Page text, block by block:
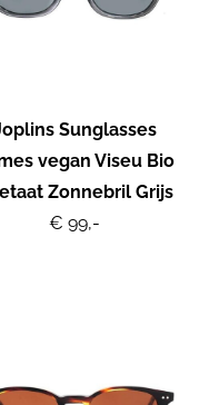
Sunglasses
vegan Viseu Bio
Zonnebril Grijs
€ 99,-